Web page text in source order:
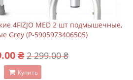
4FIZJO MED 2 шт подмышечные,
Grey (P-5905973406505)
₴ 2 299.00 ₴
Купить